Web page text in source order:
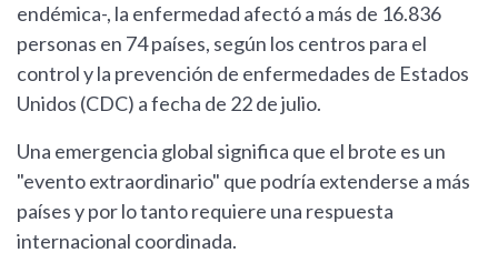
endémica-, la enfermedad afectó a más de 16.836
personas en 74 países, según los centros para el
control y la prevención de enfermedades de Estados
Unidos (CDC) a fecha de 22 de julio.
Una emergencia global significa que el brote es un
"evento extraordinario" que podría extenderse a más
países y por lo tanto requiere una respuesta
internacional coordinada.